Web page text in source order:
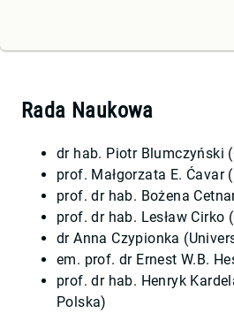
Rada Naukowa
dr hab. Piotr Blumczyński
prof. Małgorzata E.
prof. dr hab. Bożena
prof. dr hab. Lesław Cirko
dr Anna Czypionka
em. prof. dr Ernest W.B.
prof. dr hab. Henryk
Polska)